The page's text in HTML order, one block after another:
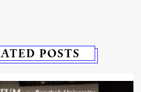
POSTS